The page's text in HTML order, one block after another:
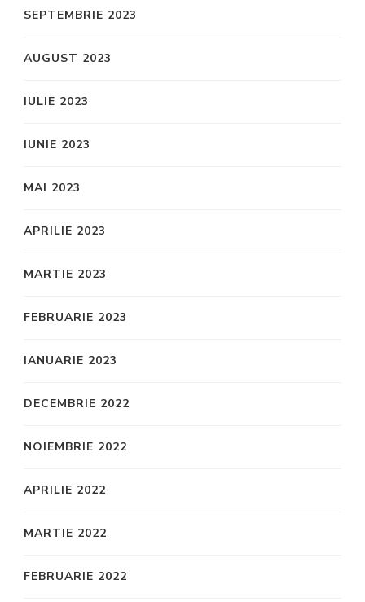
SEPTEMBRIE 2023
AUGUST 2023
IULIE 2023
IUNIE 2023
MAI 2023
APRILIE 2023
MARTIE 2023
FEBRUARIE 2023
IANUARIE 2023
DECEMBRIE 2022
NOIEMBRIE 2022
APRILIE 2022
MARTIE 2022
FEBRUARIE 2022